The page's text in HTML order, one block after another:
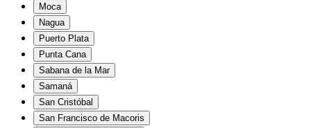
Moca
Nagua
Puerto Plata
Punta Cana
Sabana de la Mar
Samaná
San Cristóbal
San Francisco de Macoris